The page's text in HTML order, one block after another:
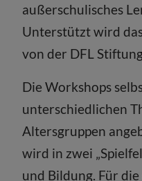
außerschulisches
Unterstützt wird
von der DFL
Die Workshops
unterschiedlichen
Altersgruppen
wird in zwei
und Bildung. Für